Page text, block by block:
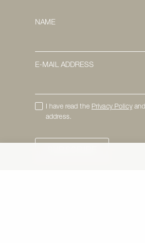
NAME
E-MAIL ADDRESS
I have read the Privacy Policyand
address.